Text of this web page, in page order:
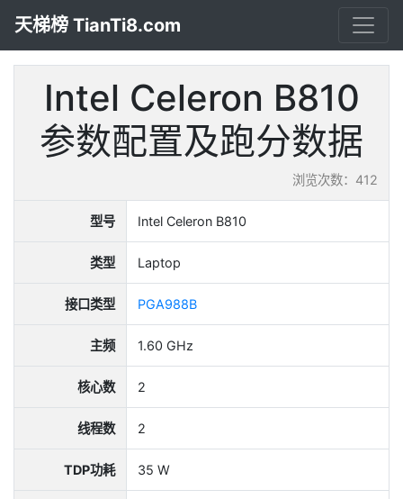
天梯榜 TianTi8.com
Intel Celeron B810
参数配置及跑分数据
浏览次数：412
型号 Intel Celeron B810
类型 Laptop
接口类型 PGA988B
主频 1.60 GHz
核心数 2
线程数 2
TDP功耗 35 W